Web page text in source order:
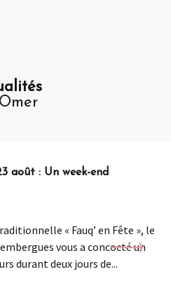
août : Un week-end
« Fauq’ en Fête », le
vous a concocté un
durant deux jours de...